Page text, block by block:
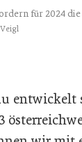
für 2024
entwickelt